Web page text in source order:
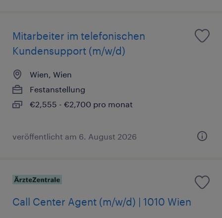
Mitarbeiter im telefonischen
Kundensupport (m/w/d)
Wien, Wien
Festanstellung
€2,555 - €2,700 pro monat
veröffentlicht am 6. August 2026
Call Center Agent (m/w/d) | 1010 Wien